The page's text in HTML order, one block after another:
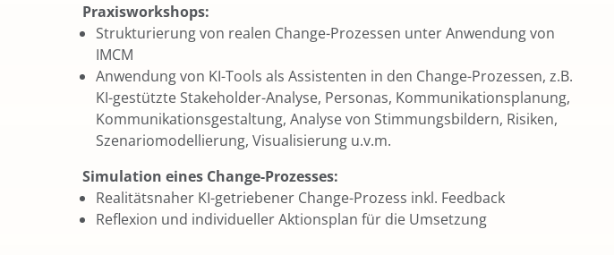
Praxisworkshops:
Strukturierung von realen Change-Prozessen unter Anwendung von
IMCM
Anwendung von KI-Tools als Assistenten in den Change-Prozessen, z.B.
KI-gestützte Stakeholder-Analyse, Personas, Kommunikationsplanung,
Kommunikationsgestaltung, Analyse von Stimmungsbildern, Risiken,
Szenariomodellierung, Visualisierung u.v.m.
Simulation eines Change-Prozesses:
Realitätsnaher KI-getriebener Change-Prozess inkl. Feedback
Reflexion und individueller Aktionsplan für die Umsetzung